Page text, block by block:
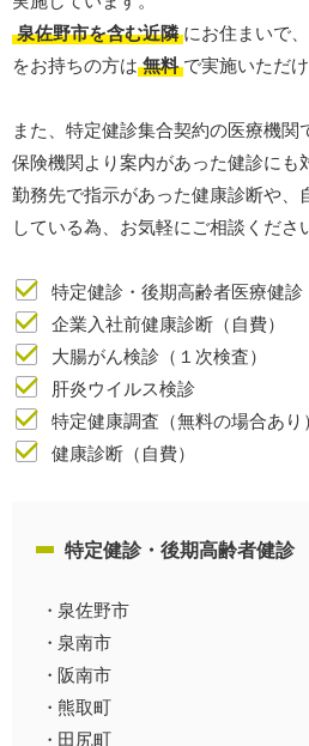
泉佐野市を含む近隣にお住まいで
をお持ちの方は 無料で実施いただけ
また、特定健診集合契約の医療機関
保険機関より案内があった健診にも
勤務先で指示があった健康診断や、
している為、お気軽にご相談くださ
特定健診・後期高齢者医療健診
企業入社前健康診断（自費）
大腸がん検診（１次検査）
肝炎ウイルス検診
特定健康調査（無料の場合あり）
健康診断（自費）
特定健診・後期高齢者健
泉佐野市
泉南市
阪南市
熊取町
田尻町